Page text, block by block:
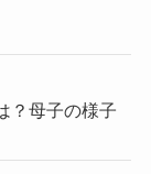
？母子の様子